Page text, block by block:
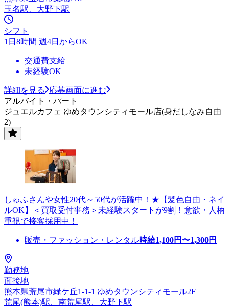
玉名駅、大野下駅
シフト
1日8時間 週4日からOK
交通費支給
未経験OK
詳細を見る
応募画面に進む
アルバイト・パート
ジュエルカフェ ゆめタウンシティモール店(身だしなみ自由
2)
しゅふさんや女性20代～50代が活躍中！★【髪色自由・ネイ
ルOK】＜買取受付事務＞未経験スタートが9割！意欲・人柄
重視で接客採用中！
販売・ファッション・レンタル時給1,100円〜1,300円
勤務地
面接地
熊本県荒尾市緑ケ丘1-1-1 ゆめタウンシティモール2F
荒尾(熊本)駅、南荒尾駅、大野下駅